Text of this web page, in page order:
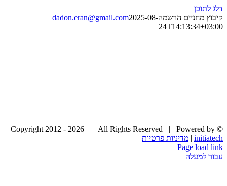
דלג לתוכן
קיבוץ מחניים הרשמה
dadon.eran@gmail.com2025-08-
24T14:13:34+03:00
© Copyright 2012 -
2026 | All Rights Reserved | Powered by
initiatech
| מדיניות פרטיות
Page load link
עבור למעלה